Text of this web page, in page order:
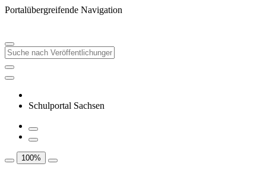
Portalübergreifende Navigation
Schulportal Sachsen
100%